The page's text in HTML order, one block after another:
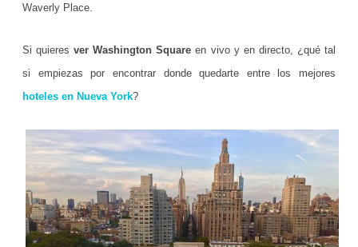
N
Y
o
r
k
Waverly Place.
Si quieres ver Washington Square en vivo y en directo, ¿qué tal
si empiezas por encontrar donde quedarte entre los mejores
hoteles en Nueva York?